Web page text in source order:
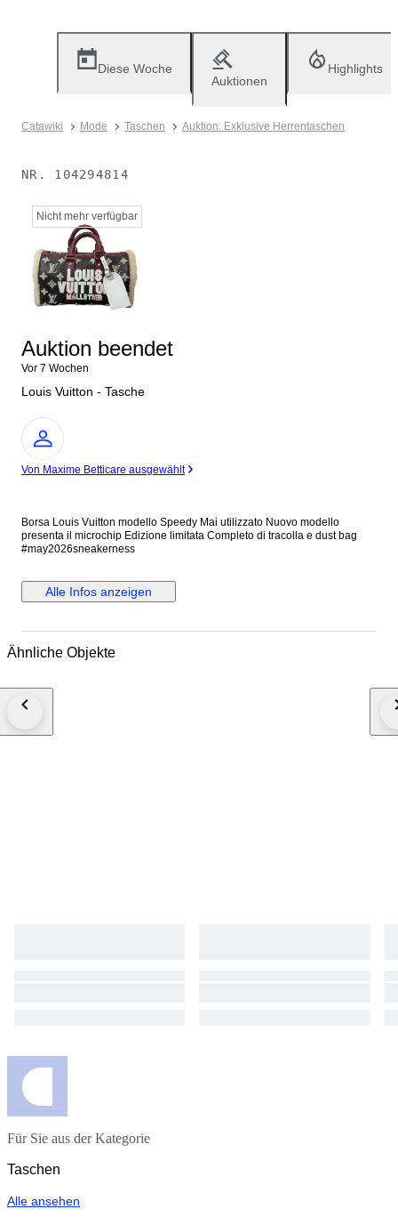
Diese Woche
Auktionen
Highlights
Catawiki Mode Taschen Auktion: Exklusive Herrentaschen
NR. 104294814
Nicht mehr verfügbar
Auktion beendet
Vor 7 Wochen
Louis Vuitton - Tasche
Experte
Von Maxime Betticare ausgewählt
Borsa Louis Vuitton modello Speedy Mai utilizzato Nuovo modello
presenta il microchip Edizione limitata Completo di tracolla e dust bag
#may2026sneakerness
Alle Infos anzeigen
Ähnliche Objekte
Für Sie aus der Kategorie
Taschen
Alle ansehen